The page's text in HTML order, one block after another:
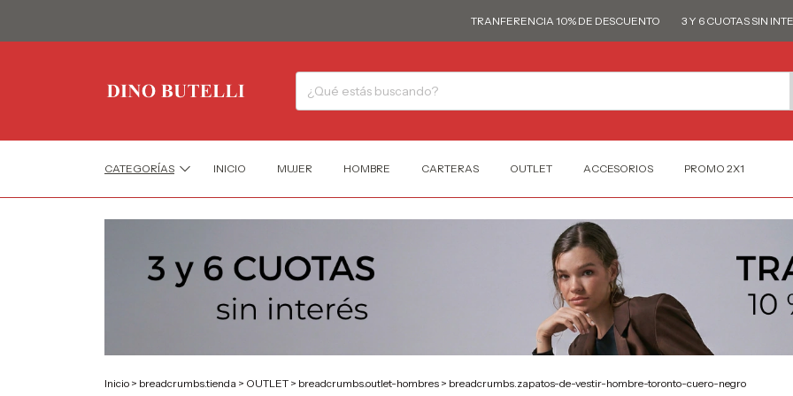
TRANFERENCIA 10% DE DESCUENTO 3 Y 6 CUOTAS SIN INTERÉS
CATEGORÍAS INICIO MUJER HOMBRE CARTERAS OUTLET ACCESORIOS PROMO 2X1
Inicio > breadcrumbs.tienda > OUTLET > breadcrumbs.outlet-hombres > breadcrumbs.zapatos-de-vestir-hombre-toronto-cuero-negro